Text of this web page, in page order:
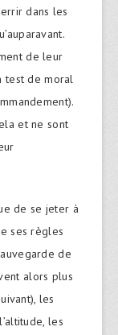
dans les
de leur
test de moral
et ne sont
de se jeter à
ses règles
de
alors plus
les
les